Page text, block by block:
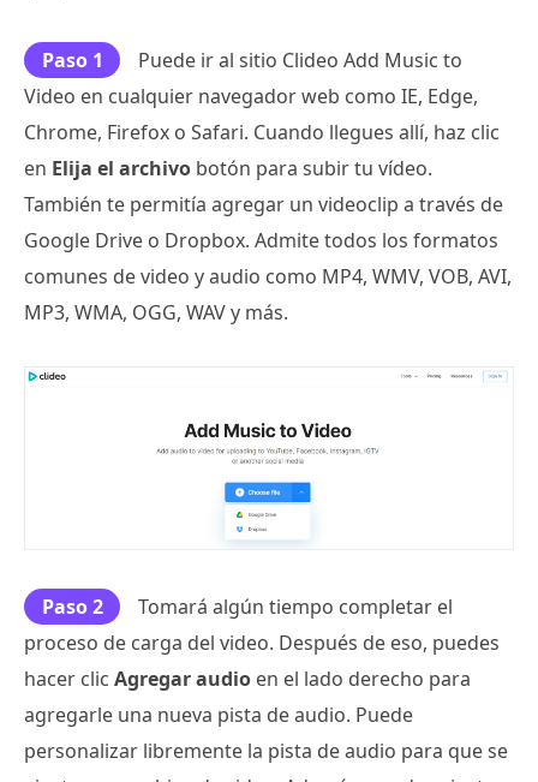
Paso 1
Puede ir al sitio Clideo Add Music to
Video en cualquier navegador web como IE, Edge,
Chrome, Firefox o Safari. Cuando llegues allí, haz clic
en Elija el archivo botón para subir tu vídeo.
También te permitía agregar un videoclip a través de
Google Drive o Dropbox. Admite todos los formatos
comunes de video y audio como MP4, WMV, VOB, AVI,
MP3, WMA, OGG, WAV y más.
Paso 2
Tomará algún tiempo completar el
proceso de carga del video. Después de eso, puedes
hacer clic Agregar audio en el lado derecho para
agregarle una nueva pista de audio. Puede
personalizar libremente la pista de audio para que se